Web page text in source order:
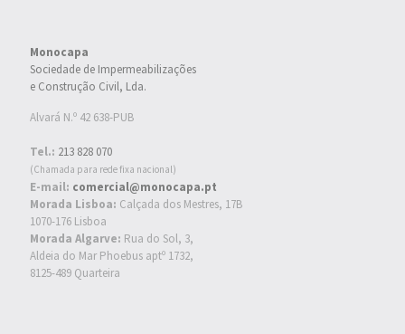
Monocapa
Sociedade de Impermeabilizações
e Construção Civil, Lda.
Alvará N.º 42 638-PUB
Tel.: 213 828 070
(Chamada para rede fixa nacional)
E-mail: comercial@monocapa.pt
Morada Lisboa: Calçada dos Mestres, 17B
1070-176 Lisboa
Morada Algarve: Rua do Sol, 3,
Aldeia do Mar Phoebus aptº 1732,
8125-489 Quarteira